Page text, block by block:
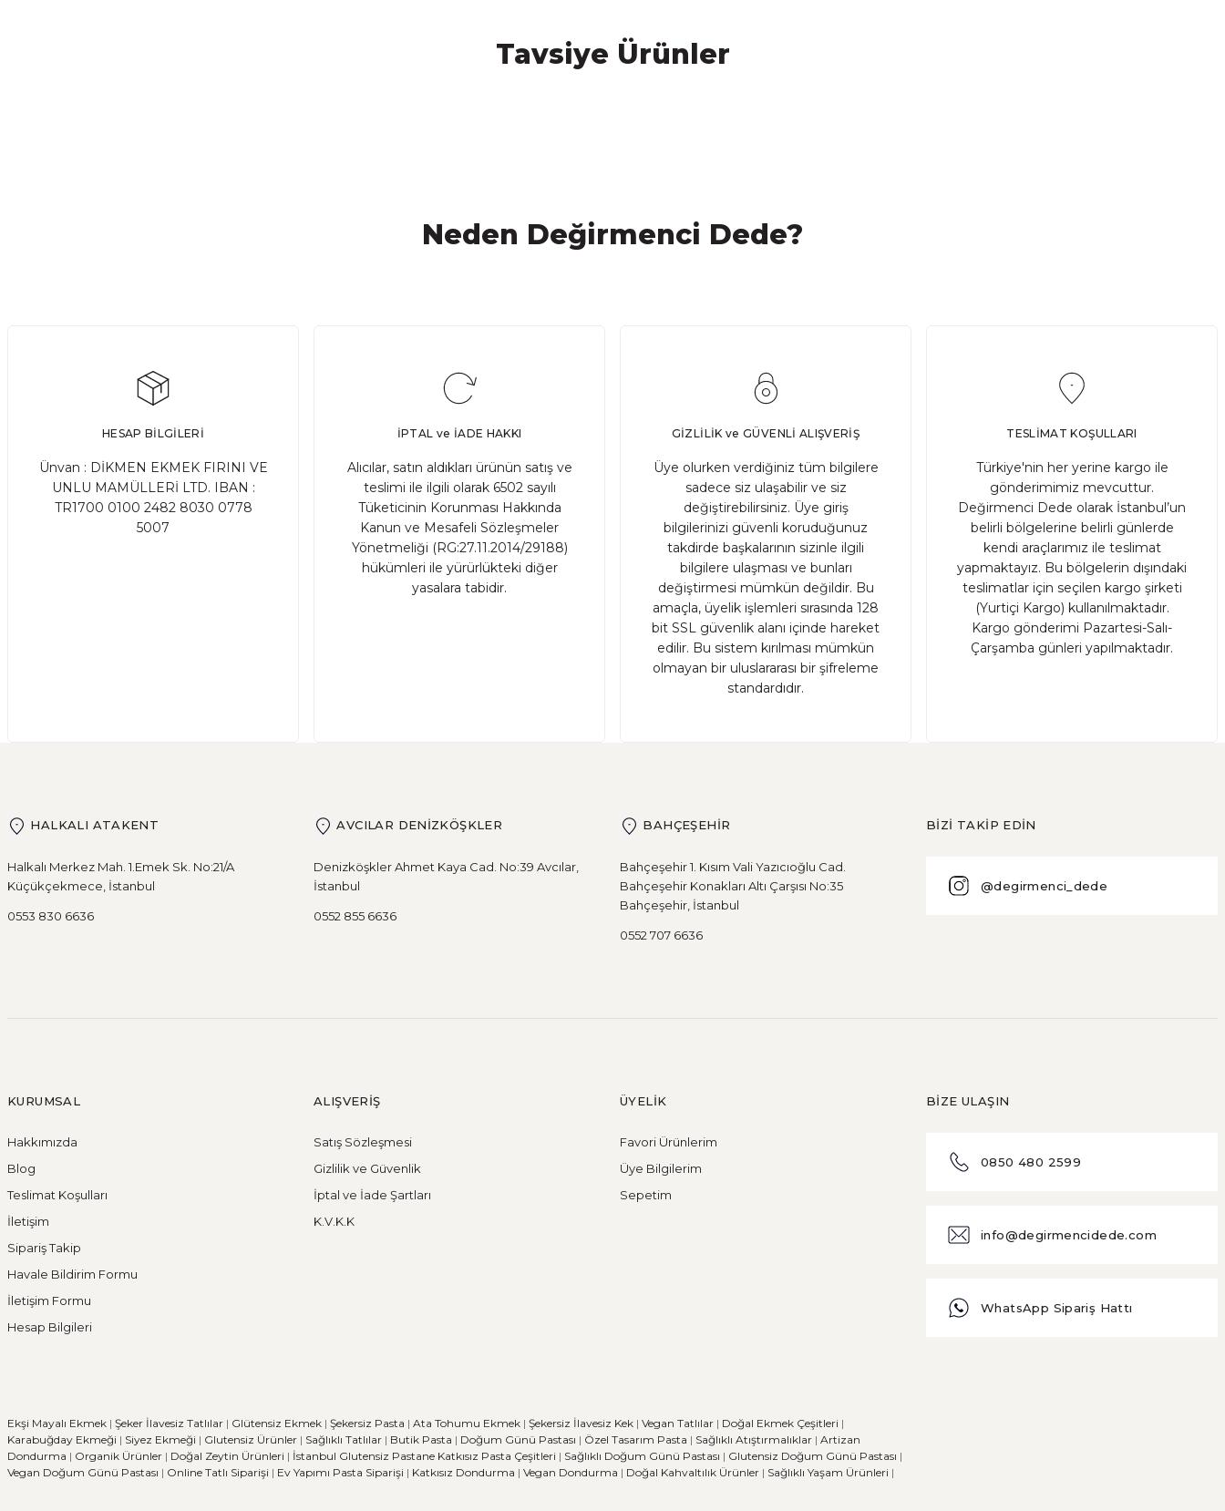
Tavsiye Ürünler
960,00 TL
Ekşi Mayalı Karabuğday Poğaça(Beyaz Peynirli)(5 Adet)
Neden Değirmenci Dede?
HESAP BİLGİLERİ
Ünvan : DİKMEN EKMEK FIRINI VE
UNLU MAMÜLLERİ LTD. IBAN :
TR1700 0100 2482 8030 0778
5007
İPTAL ve İADE HAKKI
Alıcılar, satın aldıkları ürünün satış ve
teslimi ile ilgili olarak 6502 sayılı
Tüketicinin Korunması Hakkında
Kanun ve Mesafeli Sözleşmeler
Yönetmeliği (RG:27.11.2014/29188)
hükümleri ile yürürlükteki diğer
yasalara tabidir.
GİZLİLİK ve GÜVENLİ ALIŞVERİŞ
Üye olurken verdiğiniz tüm bilgilere
sadece siz ulaşabilir ve siz
değiştirebilirsiniz. Üye giriş
bilgilerinizi güvenli koruduğunuz
takdirde başkalarının sizinle ilgili
bilgilere ulaşması ve bunları
değiştirmesi mümkün değildir. Bu
amaçla, üyelik işlemleri sırasında 128
bit SSL güvenlik alanı içinde hareket
edilir. Bu sistem kırılması mümkün
olmayan bir uluslararası bir şifreleme
standardıdır.
TESLİMAT KOŞULLARI
Türkiye'nin her yerine kargo ile
gönderimimiz mevcuttur.
Değirmenci Dede olarak İstanbul’un
belirli bölgelerine belirli günlerde
kendi araçlarımız ile teslimat
yapmaktayız. Bu bölgelerin dışındaki
teslimatlar için seçilen kargo şirketi
(Yurtiçi Kargo) kullanılmaktadır.
Kargo gönderimi Pazartesi-Salı-
Çarşamba günleri yapılmaktadır.
HALKALI ATAKENT
Halkalı Merkez Mah. 1.Emek Sk. No:21/A
Küçükçekmece, İstanbul
0553 830 6636
AVCILAR DENİZKÖŞKLER
Denizköşkler Ahmet Kaya Cad. No:39 Avcılar,
İstanbul
0552 855 6636
BAHÇEŞEHİR
Bahçeşehir 1. Kısım Vali Yazıcıoğlu Cad.
Bahçeşehir Konakları Altı Çarşısı No:35
Bahçeşehir, İstanbul
0552 707 6636
BİZİ TAKİP EDİN
@degirmenci_dede
KURUMSAL
Hakkımızda
Blog
Teslimat Koşulları
İletişim
Sipariş Takip
Havale Bildirim Formu
İletişim Formu
Hesap Bilgileri
ALIŞVERİŞ
Satış Sözleşmesi
Gizlilik ve Güvenlik
İptal ve İade Şartları
K.V.K.K
ÜYELİK
Favori Ürünlerim
Üye Bilgilerim
Sepetim
Ekşi Mayalı Ekmek | Şeker İlavesiz Tatlılar | Glütensiz Ekmek | Şekersiz Pasta | Ata Tohumu Ekmek | Şekersiz İlavesiz Kek | Vegan Tatlılar | Doğal Ekmek Çeşitleri |
Karabuğday Ekmeği | Siyez Ekmeği | Glutensiz Ürünler | Sağlıklı Tatlılar | Butik Pasta | Doğum Günü Pastası | Özel Tasarım Pasta | Sağlıklı Atıştırmalıklar | Artizan
Dondurma | Organik Ürünler | Doğal Zeytin Ürünleri | İstanbul Glutensiz Pastane Katkısız Pasta Çeşitleri | Sağlıklı Doğum Günü Pastası | Glutensiz Doğum Günü Pastası |
Vegan Doğum Günü Pastası | Online Tatlı Siparişi | Ev Yapımı Pasta Siparişi | Katkısız Dondurma | Vegan Dondurma | Doğal Kahvaltılık Ürünler | Sağlıklı Yaşam Ürünleri |
BİZE ULAŞIN
0850 480 2599
info@degirmencidede.com
WhatsApp Sipariş Hattı